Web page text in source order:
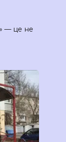
— це не